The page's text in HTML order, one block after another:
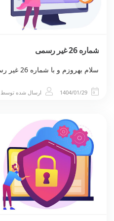
شماره 26 غیر رسمی
سلام بهروزم و با شماره 26 غیر رسمی…
1404/01/29 ارسال شده توسط